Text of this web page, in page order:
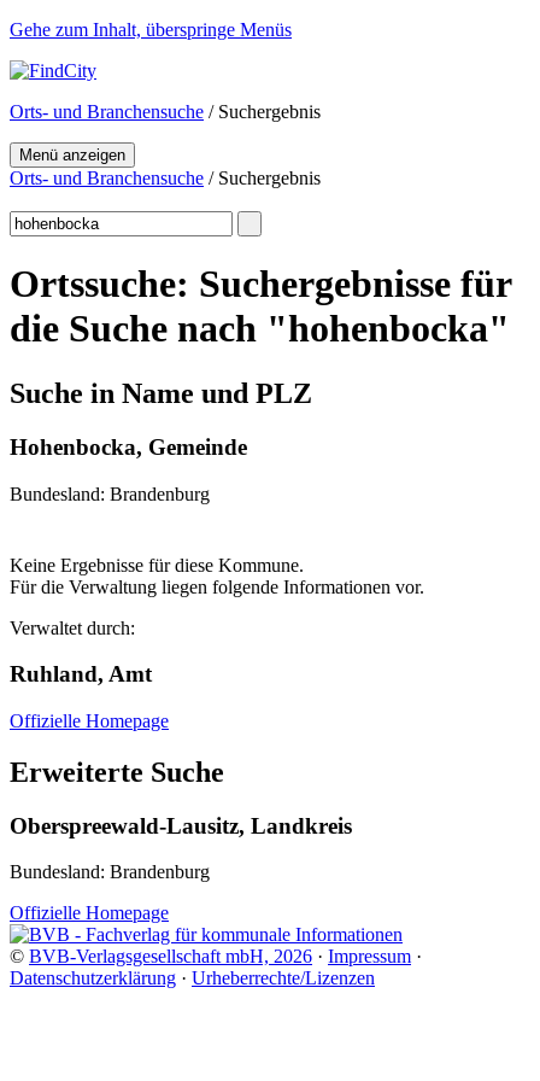
Gehe zum Inhalt, überspringe Menüs
Orts- und Branchensuche / Suchergebnis
Menü anzeigen
Orts- und Branchensuche / Suchergebnis
Ortssuche: Suchergebnisse für
die Suche nach "hohenbocka"
Suche in Name und PLZ
Hohenbocka, Gemeinde
Bundesland: Brandenburg
Keine Ergebnisse für diese Kommune.
Für die Verwaltung liegen folgende Informationen vor.
Verwaltet durch:
Ruhland, Amt
Offizielle Homepage
Erweiterte Suche
Oberspreewald-Lausitz, Landkreis
Bundesland: Brandenburg
Offizielle Homepage
© BVB-Verlagsgesellschaft mbH, 2026 · Impressum ·
Datenschutzerklärung · Urheberrechte/Lizenzen